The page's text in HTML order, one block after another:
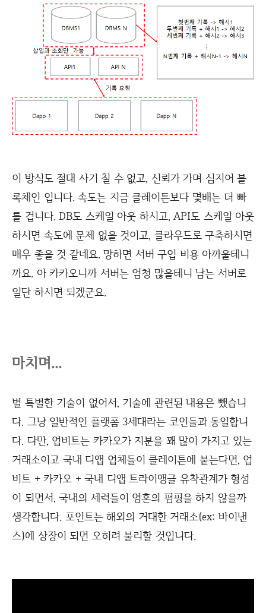
이 방식도 절대 사기 칠 수 없고, 신뢰가 가며 심지어 블
록체인 입니다. 속도는 지금 클레이튼보다 몇배는 더 빠
를 겁니다. DB도 스케일 아웃 하시고, API도 스케일 아웃
하시면 속도에 문제 없을 것이고, 클라우드로 구축하시면
매우 좋을 것 같네요. 망하면 서버 구입 비용 아까울테니
까요. 아 카카오니까 서버는 엄청 많을테니 남는 서버로
일단 하시면 되겠군요.
마치며...
별 특별한 기술이 없어서, 기술에 관련된 내용은 뺐습니
다. 그냥 일반적인 플랫폼 3세대라는 코인들과 동일합니
다. 다만, 업비트는 카카오가 지분을 꽤 많이 가지고 있는
거래소이고 국내 디앱 업체들이 클레이튼에 붙는다면, 업
비트 + 카카오 + 국내 디앱 트라이앵글 유착관계가 형성
이 되면서, 국내의 세력들이 영혼의 펌핑을 하지 않을까
생각합니다. 포인트는 해외의 거대한 거래소(ex: 바이낸
스)에 상장이 되면 오히려 불리할 것입니다.